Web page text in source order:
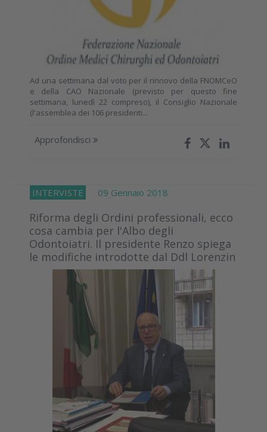
Ad una settimana dal voto per il rinnovo della FNOMCeO
e della CAO Nazionale (previsto per questo fine
settimana, lunedì 22 compreso), il Consiglio Nazionale
(l'assemblea dei 106 presidenti...
Approfondisci
INTERVISTE 09 Gennaio 2018
Riforma degli Ordini professionali, ecco
cosa cambia per l'Albo degli
Odontoiatri. Il presidente Renzo spiega
le modifiche introdotte dal Ddl Lorenzin